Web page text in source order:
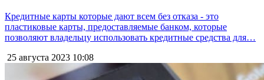
Кредитные карты которые дают всем без отказа - это
пластиковые карты, предоставляемые банком, которые
позволяют владельцу использовать кредитные средства для…
25 августа 2023 10:08